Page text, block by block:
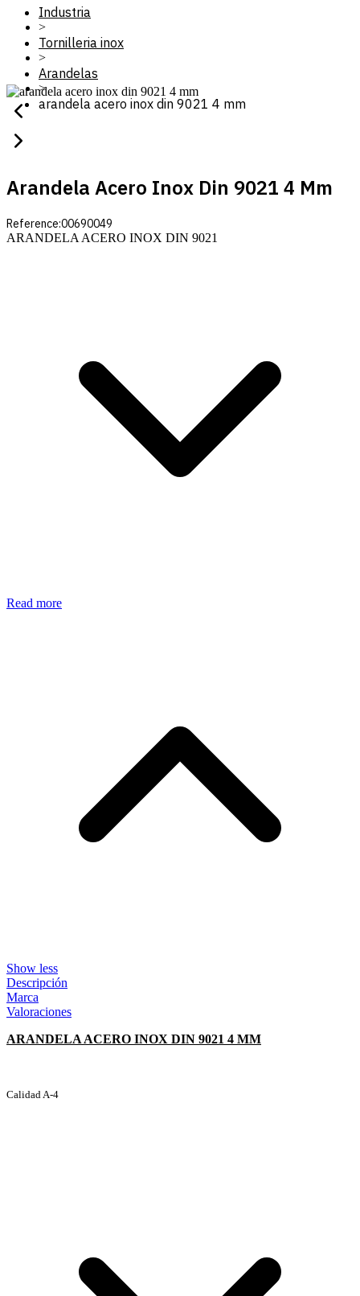
Industria
>
Tornilleria inox
>
Arandelas
>
arandela acero inox din 9021 4 mm
Arandela Acero Inox Din 9021 4 Mm
Reference:00690049
ARANDELA ACERO INOX DIN 9021
Read more
Show less
Descripción
Marca
Valoraciones
ARANDELA ACERO INOX DIN 9021 4 MM
Calidad A-4